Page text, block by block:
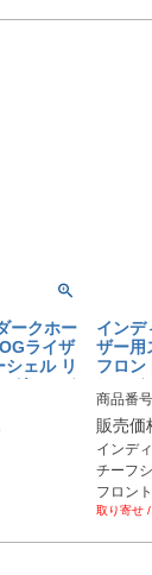
H-AC-
ークホー
ライザ
ェル リ
ガレージ
インデ
ザー用
フロン
レージ
商品番号
H-AC-
H-AC-
H-AC-
H-AC-
H-AC-
H-AC-
販売価
インデ
チーフ
フロン
純正4イ